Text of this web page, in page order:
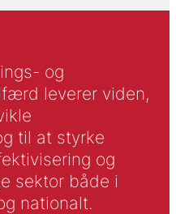
og
leverer viden,
til at styrke
og
sektor både i
nationalt.